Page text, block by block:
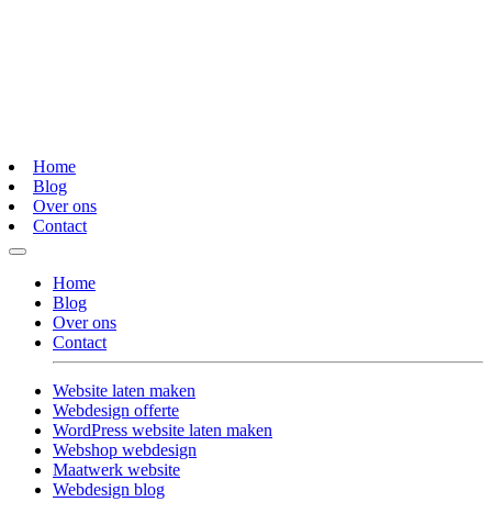
Home
Blog
Over ons
Contact
Home
Blog
Over ons
Contact
Website laten maken
Webdesign offerte
WordPress website laten maken
Webshop webdesign
Maatwerk website
Webdesign blog